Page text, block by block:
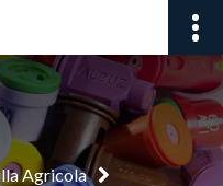
Agricola